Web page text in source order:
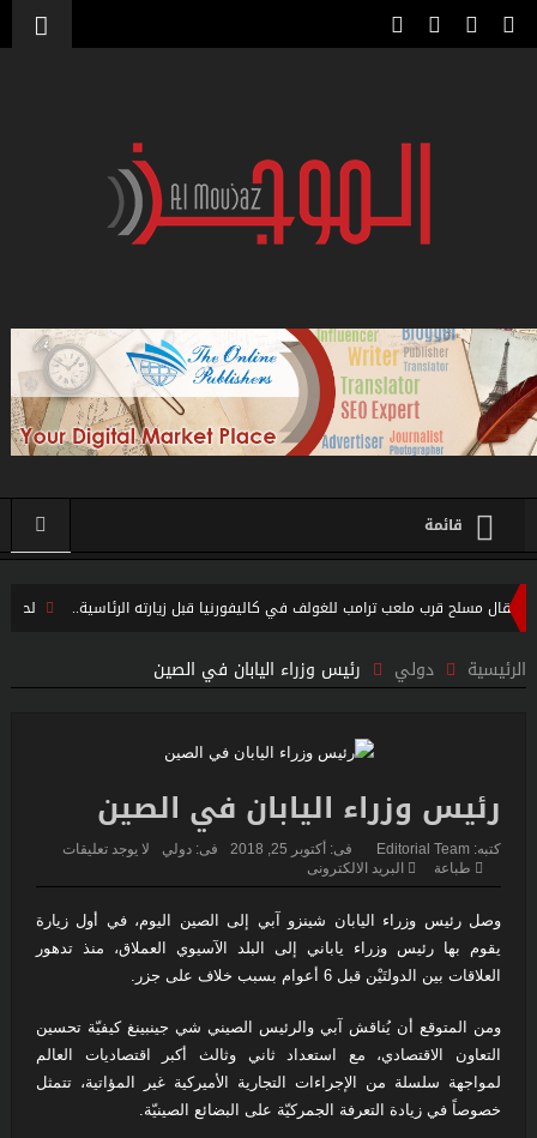
قائمة
مسلح قرب ملعب ترامب للغولف في كاليفورنيا قبل زيارته الرئاسية..
لحظة
الرئيسية دولي رئيس وزراء اليابان في الصين
رئيس وزراء اليابان في الصين
كتبه: Editorial Team فى: أكتوبر 25, 2018 فى: دولي
لا يوجد تعليقات
طباعة
البريد الالكترونى
وصل رئيس وزراء اليابان شينزو آبي إلى الصين اليوم، في أول زيارة
يقوم بها رئيس وزراء ياباني إلى البلد الآسيوي العملاق، منذ تدهور
العلاقات بين الدولتَيْن قبل 6 أعوام بسبب خلاف على جزر.
ومن المتوقع أن يُناقش آبي والرئيس الصيني شي جينبينغ كيفيّة تحسين
التعاون الاقتصادي، مع استعداد ثاني وثالث أكبر اقتصاديات العالم
لمواجهة سلسلة من الإجراءات التجارية الأميركية غير المؤاتية، تتمثل
خصوصاً في زيادة التعرفة الجمركيّة على البضائع الصينيّة.